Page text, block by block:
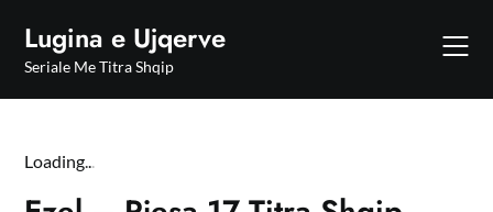
content
Lugina e Ujqerve
Seriale Me Titra Shqip
Loading...